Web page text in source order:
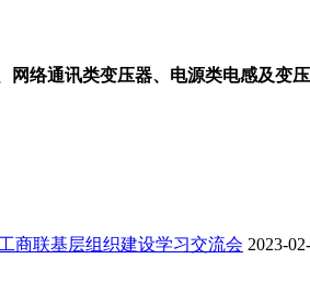
络通讯类变压器、电源类电感及变
商联基层组织建设学习交流会 2023-